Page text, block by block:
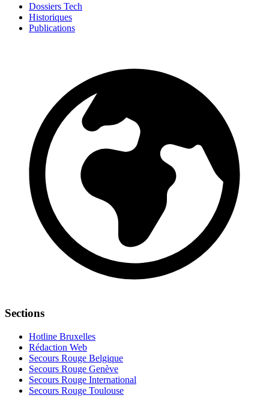
Dossiers Tech
Historiques
Publications
Sections
Hotline Bruxelles
Rédaction Web
Secours Rouge Belgique
Secours Rouge Genève
Secours Rouge International
Secours Rouge Toulouse